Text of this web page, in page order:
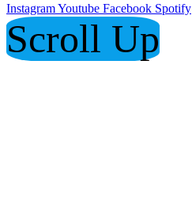
InstagramYoutube Facebook Spotify
Scroll Up